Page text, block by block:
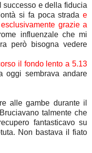
successo e della fiducia
si fa poca strada e
grazie a
influenzale che mi
però bisogna vedere
il fondo lento a 5.13
oggi sembrava andare
alle gambe durante il
talmente che
fantasticavo su
Non bastava il fiato